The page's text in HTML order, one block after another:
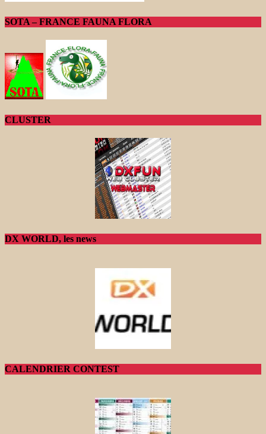
SOTA – FRANCE FAUNA FLORA
CLUSTER
DX WORLD, les news
CALENDRIER CONTEST